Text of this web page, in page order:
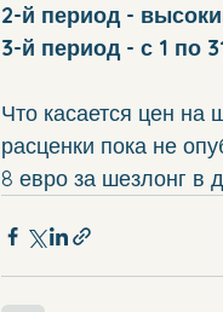
2-й период -
3-й период - с 1 по
Что касается цен на
расценки пока не
8 евро за шезлонг в